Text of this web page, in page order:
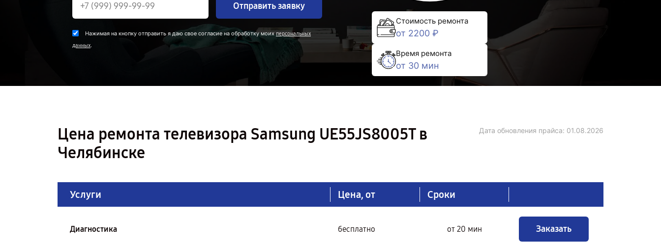
Отправить заявку
Нажимая на кнопку отправить я даю свое согласие на обработку моихперсональных
данных.
Стоимость ремонта
от 2200 ₽
Время ремонта
от 30 мин
Цена ремонта телевизора Samsung UE55JS8005T в
Челябинске
Дата обновления прайса: 01.08.2026
Услуги Цена, от Сроки
Диагностика бесплатно от 20 мин Заказать